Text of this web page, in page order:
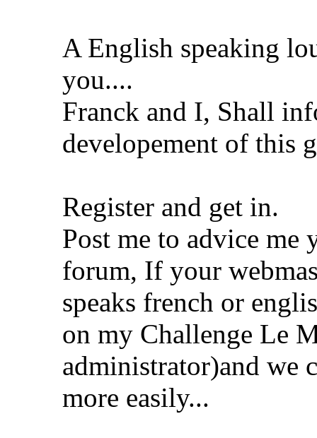
A English speaking
you....
Franck and I, Shall
developement of this
Register and get in.
Post me to advice
forum, If your
speaks french or
on my Challenge Le
administrator)and we
more easily...